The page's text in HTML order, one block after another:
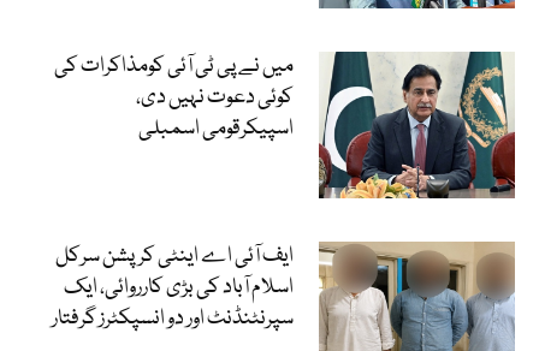
میں نے پی ٹی آئی کومذاکرات کی
کوئی دعوت نہیں دی،
اسپیکرقومی اسمبلی
ایف آئی اے اینٹی کرپشن سرکل
اسلام آباد کی بڑی کارروائی، ایک
سپرنٹنڈنٹ اور دو انسپکٹرز گرفتار